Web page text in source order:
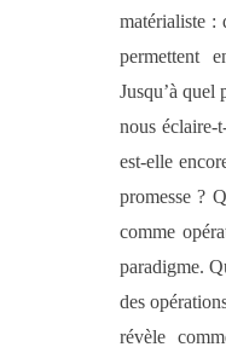
matérialiste :
permettent
Jusqu’à quel
nous éclaire-
est-elle
promesse ?
comme
paradigme.
des
révèle